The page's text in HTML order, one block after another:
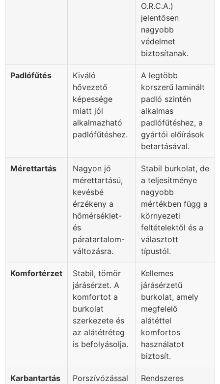
O.R.C.A.)
jelentősen
nagyobb
védelmet
biztosítanak.
Padlófűtés
Kiváló
hővezető
képessége
miatt jól
alkalmazható
padlófűtéshez.
A legtöbb
korszerű laminált
padló szintén
alkalmas
padlófűtéshez, a
gyártói előírások
betartásával.
Mérettartás
Nagyon jó
mérettartású,
kevésbé
érzékeny a
hőmérséklet-
és
páratartalom-
változásra.
Stabil burkolat, de
a teljesítménye
nagyobb
mértékben függ a
környezeti
feltételektől és a
választott
típustól.
Komfortérzet
Stabil, tömör
járásérzet. A
komfortot a
burkolat
szerkezete és
az alátétréteg
is befolyásolja.
Kellemes
járásérzetű
burkolat, amely
megfelelő
alátéttel
komfortos
használatot
biztosít.
Karbantartás
Porszívózással
Rendszeres